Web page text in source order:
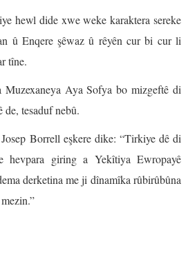
hewl dide xwe weke karaktera sereke
û Enqere şêwaz û rêyên cur bi cur li
tîne.
Aya Sofya bo mizgeftê di
de, tesaduf nebû.
Borrell eşkere dike: “Tirkiye dê di
hevpara giring a Yekîtiya Ewropayê
derketina me ji dînamîka rûbirûbûna